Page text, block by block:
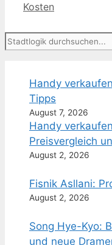
Kosten
Suchen
Handy
Tipps
August 7, 2026
Handy
Preisvergleich
August 2, 2026
Fisnik Asllani:
August 2, 2026
Song Hye-Kyo:
und neue